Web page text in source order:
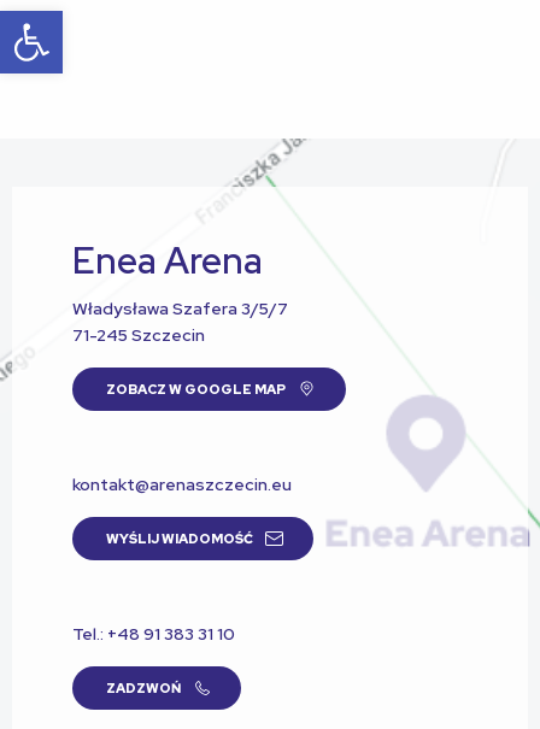
Otwórz pasek narzędzi
Enea Arena
Władysława Szafera 3/5/7
71-245 Szczecin
ZOBACZ W GOOGLE MAP
kontakt@arenaszczecin.eu
WYŚLIJ WIADOMOŚĆ
Tel.: +48 91 383 31 10
ZADZWOŃ